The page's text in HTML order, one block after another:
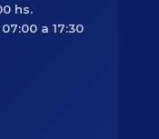
hs.
a 17:30